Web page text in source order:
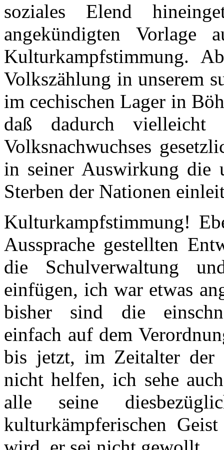
soziales Elend
angekündigten
Kulturkampfstimmung.
Volkszählung in unserem
im cechischen Lager in
daß dadurch vielleicht
Volksnachwuchses
in seiner Auswirkung die
Sterben der Nationen
Kulturkampfstimmung!
Aussprache gestellten
die Schulverwaltung
einfügen, ich war etwas
bisher sind die
einfach auf dem
bis jetzt, im Zeitalter der
nicht helfen, ich sehe
alle seine
kulturkämpferischen